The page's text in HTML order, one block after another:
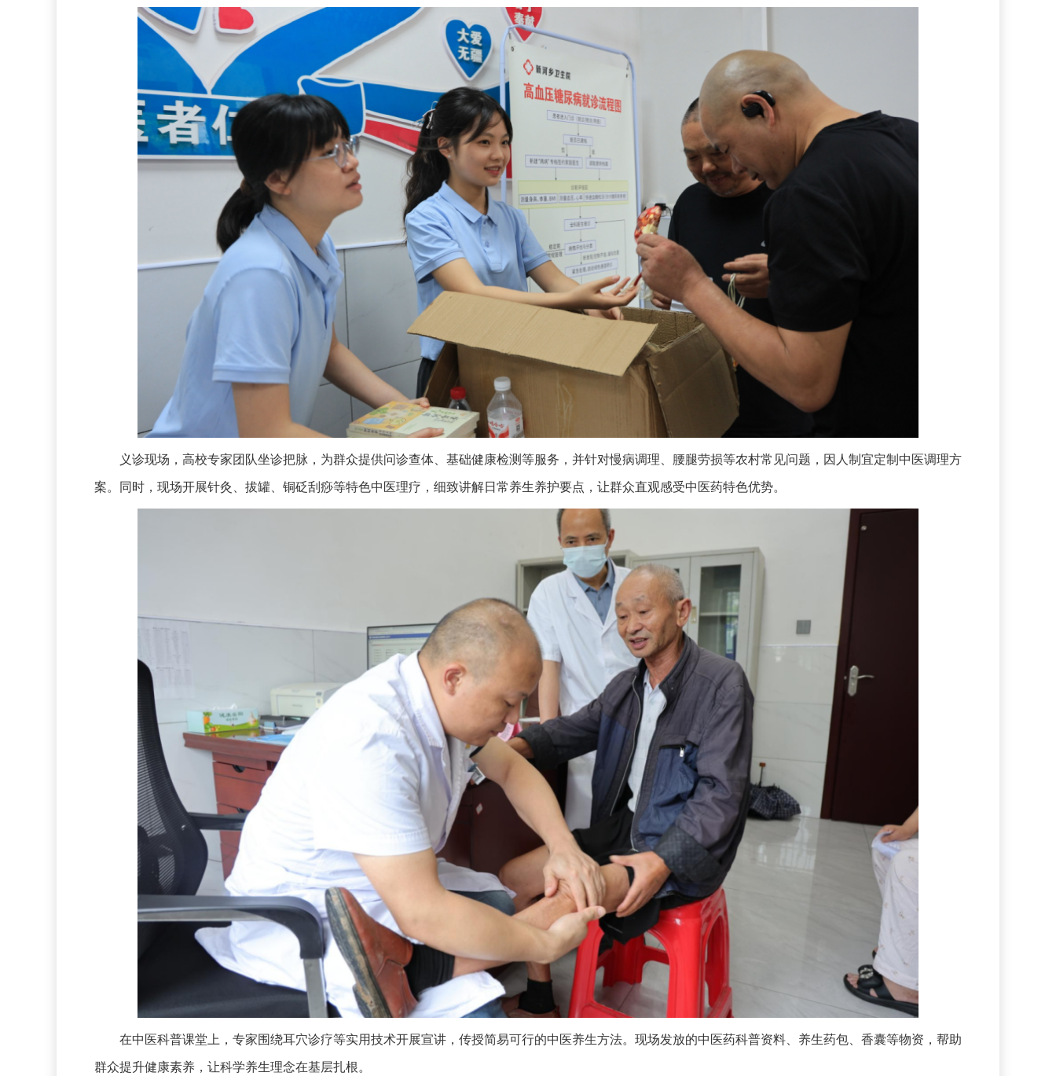
义诊现场，高校专家团队坐诊把脉，为群众提供问诊查体、基础健康检测等服务，并针对慢病调理、腰腿劳损等农村常见问题，因人制宜定制中医调理方
案。同时，现场开展针灸、拔罐、铜砭刮痧等特色中医理疗，细致讲解日常养生养护要点，让群众直观感受中医药特色优势。
在中医科普课堂上，专家围绕耳穴诊疗等实用技术开展宣讲，传授简易可行的中医养生方法。现场发放的中医药科普资料、养生药包、香囊等物资，帮助
群众提升健康素养，让科学养生理念在基层扎根。